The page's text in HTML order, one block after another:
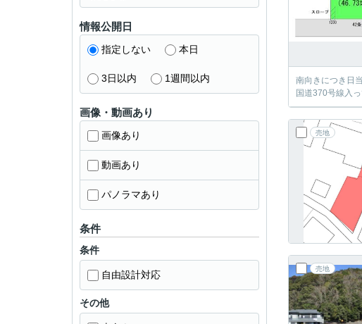
南向きにつき日
国道370号線入
売地
売地
情報公開日
指定しない 本日
3日以内 1週間以内
画像・動画あり
画像あり
動画あり
パノラマあり
条件
条件
自由設計対応
その他